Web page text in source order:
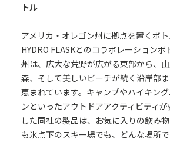
トル
アメリカ・オレゴン州に拠点を置くボト
HYDRO FLASKとのコラボレーション
州は、広大な荒野が広がる東部から、
森、そして美しいビーチが続く沿岸部
恵まれています。キャンプやハイキン
ンといったアウトドアアクティビティ
した同社の製品は、お気に入りの飲み
も氷点下のスキー場でも、どんな場所